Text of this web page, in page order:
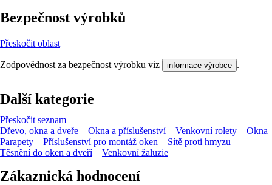
Bezpečnost výrobků
Přeskočit oblast
Zodpovědnost za bezpečnost výrobku viz informace výrobce .
Další kategorie
Přeskočit seznam
Dřevo, okna a dveře
Okna a příslušenství Venkovní rolety
Okna
Parapety
Příslušenství pro montáž oken
Sítě proti hmyzu
Těsnění do oken a dveří
Venkovní žaluzie
Zákaznická hodnocení